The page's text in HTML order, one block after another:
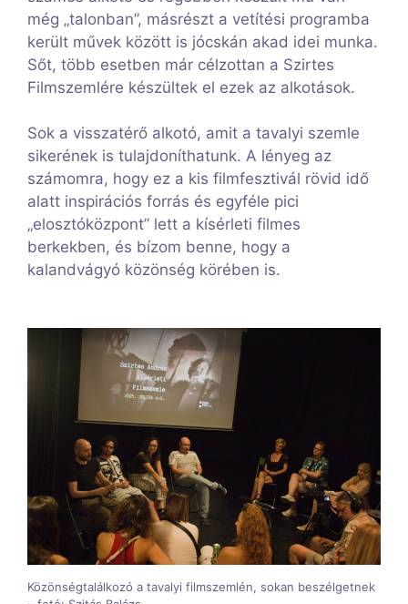
még „talonban”, másrészt a vetítési programba
került művek között is jócskán akad idei munka.
Sőt, több esetben már célzottan a Szirtes
Filmszemlére készültek el ezek az alkotások.
Sok a visszatérő alkotó, amit a tavalyi szemle
sikerének is tulajdoníthatunk. A lényeg az
számomra, hogy ez a kis filmfesztivál rövid idő
alatt inspirációs forrás és egyféle pici
„elosztóközpont” lett a kísérleti filmes
berkekben, és bízom benne, hogy a
kalandvágyó közönség körében is.
Közönségtalálkozó a tavalyi filmszemlén, sokan beszélgetnek